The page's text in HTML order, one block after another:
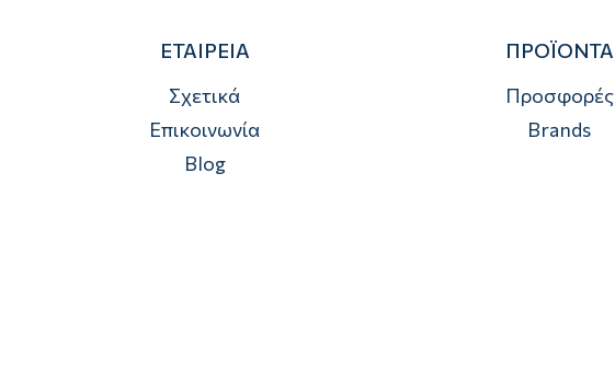
ΕΤΑΙΡΕΙΑ
Σχετικά
Επικοινωνία
Blog
ΠΡΟΪΟΝΤΑ
Προσφορές
Brands